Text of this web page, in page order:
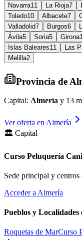
Navarra11 La Rioja7
Toledo10 Albacete7
Valladolid7 Burgos6
Ávila5 Soria5 Girona
Islas Baleares11 Las
Melilla2
Provincia de
Capital: Almería y 13
Ver oferta en Almería
🏛️ Capital
Curso Peluquería
Sede principal y
Acceder a Almería
Pueblos y Localidades
Roquetas de MarCurso